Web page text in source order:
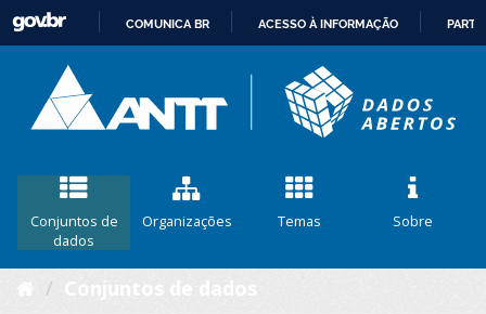
CONTEÚDO
COMUNICA BR ACESSO À INFORMAÇÃO
Conjuntos de
dados
Organizações Temas Sobre